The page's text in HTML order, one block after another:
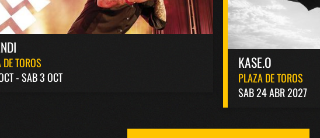
TOROS
- SAB 3 OCT
KASE.O
PLAZA DE TOROS
SAB 24 ABR 2027